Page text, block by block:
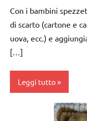
MONTESSORI
materiali
di
consumo
nomenclature
Montessori
esercizi
preliminari
e
movimenti
GIOCHI
MONTESSORI
Con i bambini
di scarto (cartone e
uova, ecc.) e
[…]
Leggi tutto